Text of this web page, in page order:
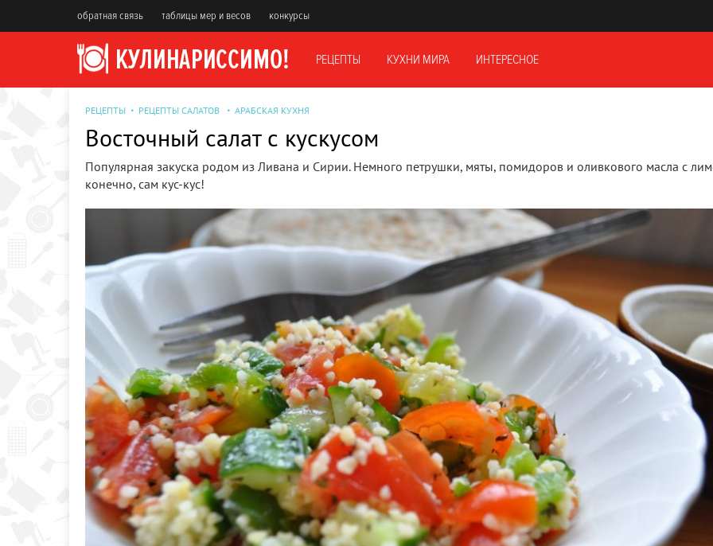
обратная связь таблицы мер и весов конкурсы
РЕЦЕПТЫ КУХНИ МИРА ИНТЕРЕСНОЕ
РЕЦЕПТЫ РЕЦЕПТЫ САЛАТОВ АРАБСКАЯ КУХНЯ
Восточный салат с кускусом
Популярная закуска родом из Ливана и Сирии. Немного петрушки, мяты, помидоров и оливкового масла с
конечно, сам кус-кус!